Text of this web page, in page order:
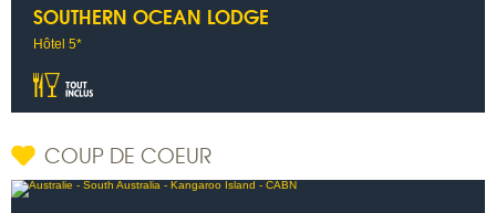
SOUTHERN OCEAN LODGE
Hôtel 5*
COUP DE COEUR